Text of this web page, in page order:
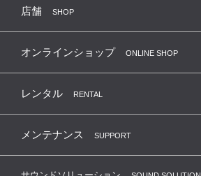
店舗 SHOP
オンラインショップ ONLINE SHOP
レンタル RENTAL
メンテナンス SUPPORT